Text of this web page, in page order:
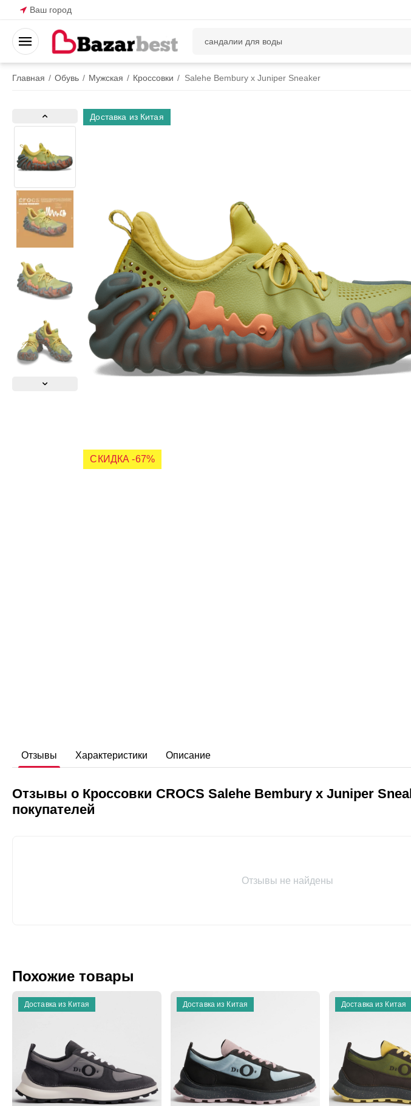
Ваш город
Главная / Обувь / Мужская / Кроссовки / Salehe Bembury x Juniper Sneaker
Отзывы Характеристики Описание
Отзывы о Кроссовки CROCS Salehe Bembury x Juniper
покупателей
Отзывы не найдены
Похожие товары
Доставка из Китая Доставка из Китая Доставка из Китая